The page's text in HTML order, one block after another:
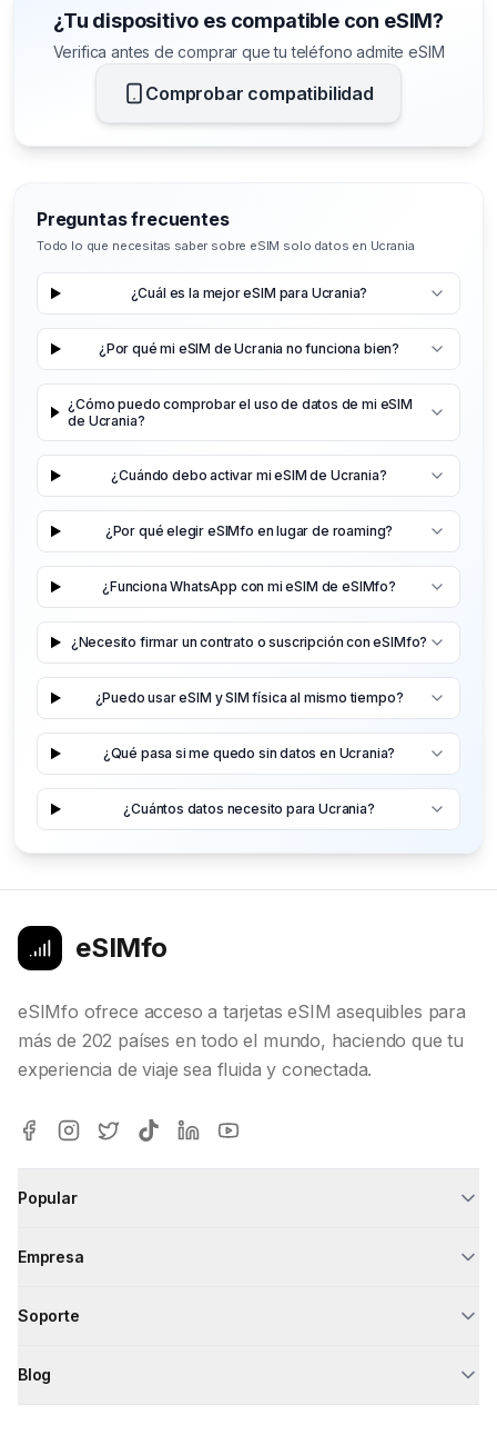
¿Tu dispositivo es compatible con eSIM?
Verifica antes de comprar que tu teléfono admite eSIM
Comprobar compatibilidad
Preguntas frecuentes
Todo lo que necesitas saber sobre eSIM solo datos en Ucrania
¿Cuál es la mejor eSIM para Ucrania?
¿Por qué mi eSIM de Ucrania no funciona bien?
¿Cómo puedo comprobar el uso de datos de mi eSIM
de Ucrania?
¿Cuándo debo activar mi eSIM de Ucrania?
¿Por qué elegir eSIMfo en lugar de roaming?
¿Funciona WhatsApp con mi eSIM de eSIMfo?
¿Necesito firmar un contrato o suscripción con eSIMfo?
¿Puedo usar eSIM y SIM física al mismo tiempo?
¿Qué pasa si me quedo sin datos en Ucrania?
¿Cuántos datos necesito para Ucrania?
eSIMfo
eSIMfo ofrece acceso a tarjetas eSIM asequibles para
más de 202 países en todo el mundo, haciendo que tu
experiencia de viaje sea fluida y conectada.
Popular
Empresa
Soporte
Blog